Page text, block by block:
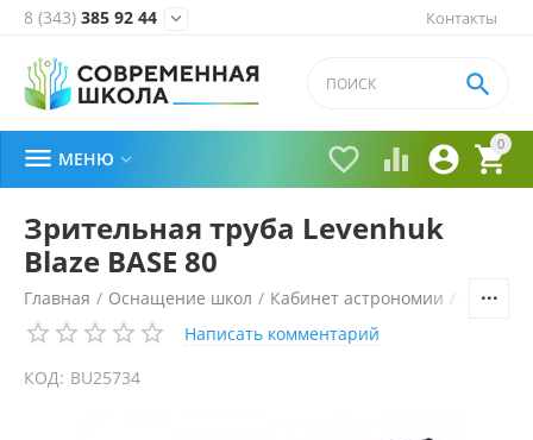
Контакты
8 (343) 385 92 44 
0


 

 МЕНЮ 
Зрительная труба Levenhuk
Blaze BASE 80
Главная / Оснащение школ / Кабинет астрономии /
Написать комментарий
КОД: BU25734